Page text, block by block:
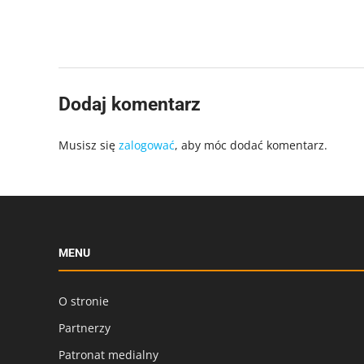
Dodaj komentarz
Musisz się zalogować, aby móc dodać komentarz.
MENU
O stronie
Partnerzy
Patronat medialny